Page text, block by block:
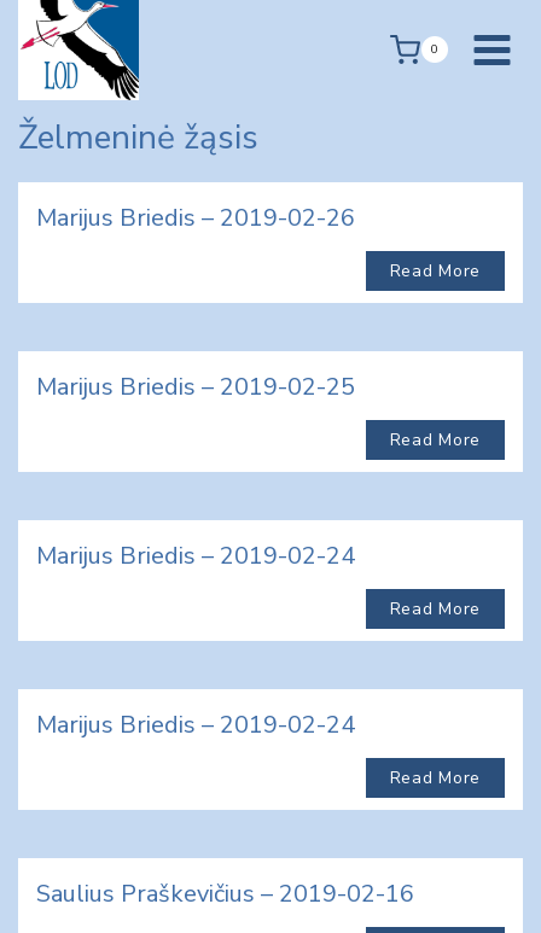
content
0
Želmeninė žąsis
Marijus Briedis – 2019-02-26
Read More
Marijus Briedis – 2019-02-25
Read More
Marijus Briedis – 2019-02-24
Read More
Marijus Briedis – 2019-02-24
Read More
Saulius Praškevičius – 2019-02-16